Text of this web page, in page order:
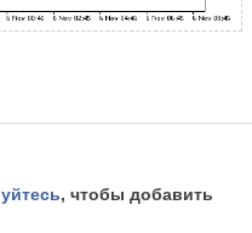
, чтобы добавить